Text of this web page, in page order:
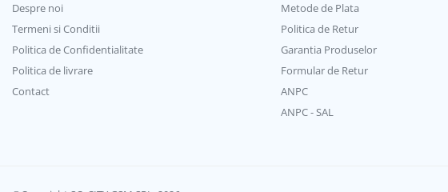
Samsung
Folii Protectie Privacy
Iphone
Despre noi
Termeni si Conditii
Politica de Confidentialitate
Politica de livrare
Contact
Metode de Plata
Politica de Retur
Garantia Produselor
Formular de Retur
ANPC
ANPC - SAL